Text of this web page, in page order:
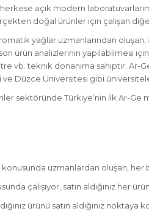
açık modern
doğal ürünler için çalışan
yağlar uzmanlarından
ürün analizlerinin yapılabilmesi
teknik donanıma sahiptir. Ar-
Düzce Üniversitesi gibi
sektöründe Türkiye’nin ilk Ar-
uzmanlardan oluşan, her
çalışıyor, satın aldığınız her
ürünü satın aldığınız